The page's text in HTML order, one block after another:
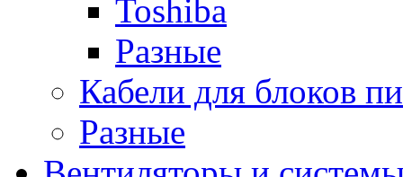
Toshiba
Разные
Кабели для блоков
Разные